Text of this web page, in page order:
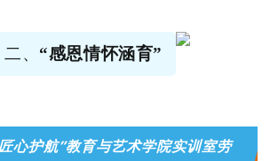
二、 “感恩情怀涵育”
心护航”教育与艺术学院实训室劳